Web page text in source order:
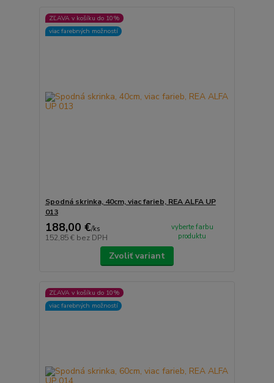
ZĽAVA v košíku do 10%
viac farebných možností
Spodná skrinka, 40cm, viac farieb, REA ALFA UP
013
188,00 €/ks
152,85 € bez DPH
vyberte farbu
produktu
Zvoliť variant
ZĽAVA v košíku do 10%
viac farebných možností